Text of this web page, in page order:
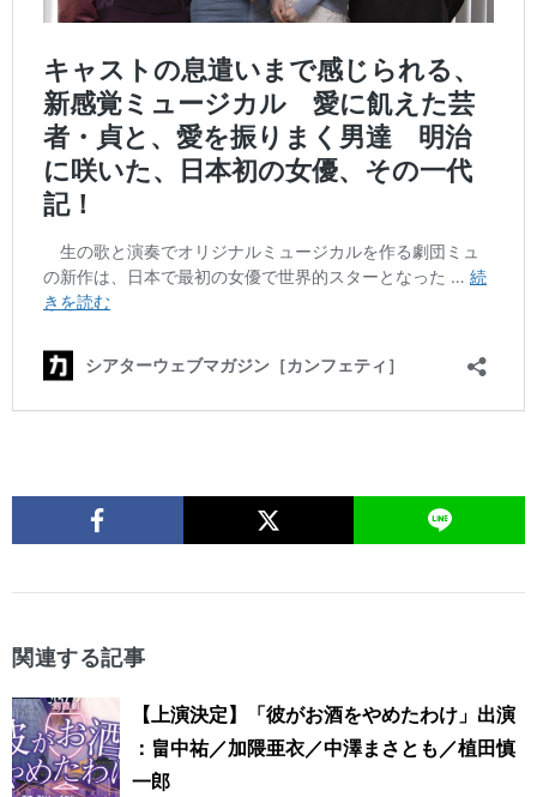
関連する記事
【上演決定】「彼がお酒をやめたわけ」出演
：畠中祐／加隈亜衣／中澤まさとも／植田慎
一郎